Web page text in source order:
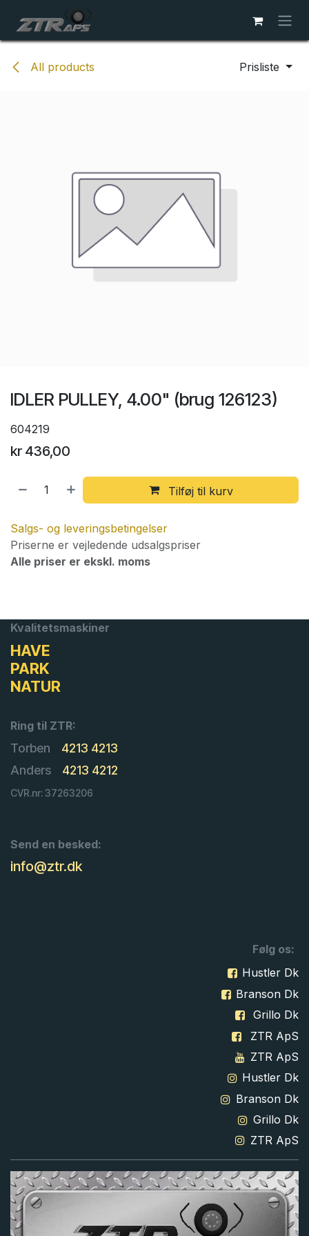
All products Prisliste
IDLER PULLEY, 4.00" (brug 126123)
604219
kr 436,00
Tilføj til kurv
Salgs- og leveringsbetingelser
Priserne er vejledende udsalgspriser
Alle priser er ekskl. moms
Kvalitetsmaskiner
HAVE
PARK
NATUR
Ring til ZTR:
Torben
4213 4213
Anders
4213 4212
CVR.nr: 37263206
Send en besked:
info@ztr.dk
Følg os:
Hustler Dk
Branson Dk
Grillo Dk
ZTR ApS
ZTR ApS
Hustler Dk
Branson Dk
Grillo Dk
ZTR ApS